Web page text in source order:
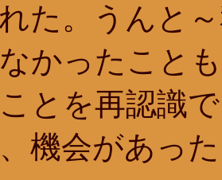
た。うんと
かったこと
とを再認識
機会があっ